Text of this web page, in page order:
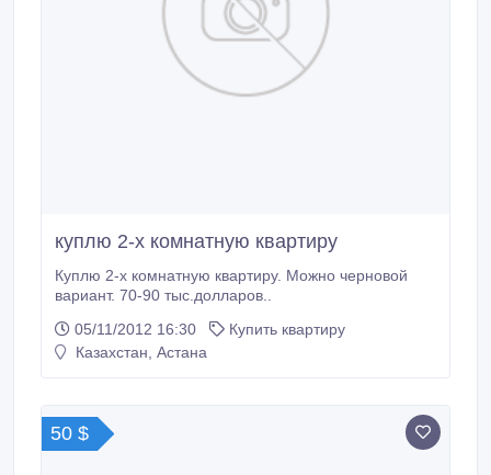
куплю 2-х комнатную квартиру
Куплю 2-х комнатную квартиру. Можно черновой
вариант. 70-90 тыс.долларов..
05/11/2012 16:30
Купить квартиру
Казахстан, Астана
50 $